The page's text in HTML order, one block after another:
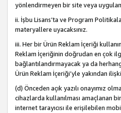
yönlendirmeyen bir site veya
ii. İşbu Lisans’ta ve Program
materyallere uyacaksınız.
iii. Her bir Ürün Reklam İçeriği
Reklam İçeriğinin doğrudan en çok
bağlantılandırmayacak ya da
Ürün Reklam İçeriği’yle yakından
(d) Önceden açık yazılı onayımız
cihazlarda kullanılması amaçlanan
internet tarayıcısı ile erişilebilen